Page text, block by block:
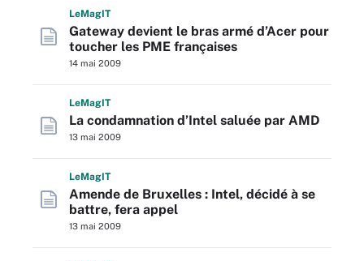
LeMagIT
Gateway devient le bras armé d’Acer pour
toucher les PME françaises
14 mai 2009
LeMagIT
La condamnation d’Intel saluée par AMD
13 mai 2009
LeMagIT
Amende de Bruxelles : Intel, décidé à se
battre, fera appel
13 mai 2009